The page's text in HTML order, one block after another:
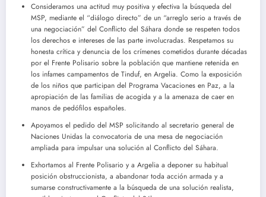
Consideramos una actitud muy positiva y efectiva la búsqueda del
MSP, mediante el “diálogo directo” de un “arreglo serio a través de
una negociación” del Conflicto del Sáhara donde se respeten todos
los derechos e intereses de las parte involucradas. Respetamos su
honesta crítica y denuncia de los crímenes cometidos durante décadas
por el Frente Polisario sobre la población que mantiene retenida en
los infames campamentos de Tinduf, en Argelia. Como la exposición
de los niños que participan del Programa Vacaciones en Paz, a la
apropiación de las familias de acogida y a la amenaza de caer en
manos de pedófilos españoles.
Apoyamos el pedido del MSP solicitando al secretario general de
Naciones Unidas la convocatoria de una mesa de negociación
ampliada para impulsar una solución al Conflicto del Sáhara.
Exhortamos al Frente Polisario y a Argelia a deponer su habitual
posición obstruccionista, a abandonar toda acción armada y a
sumarse constructivamente a la búsqueda de una solución realista,